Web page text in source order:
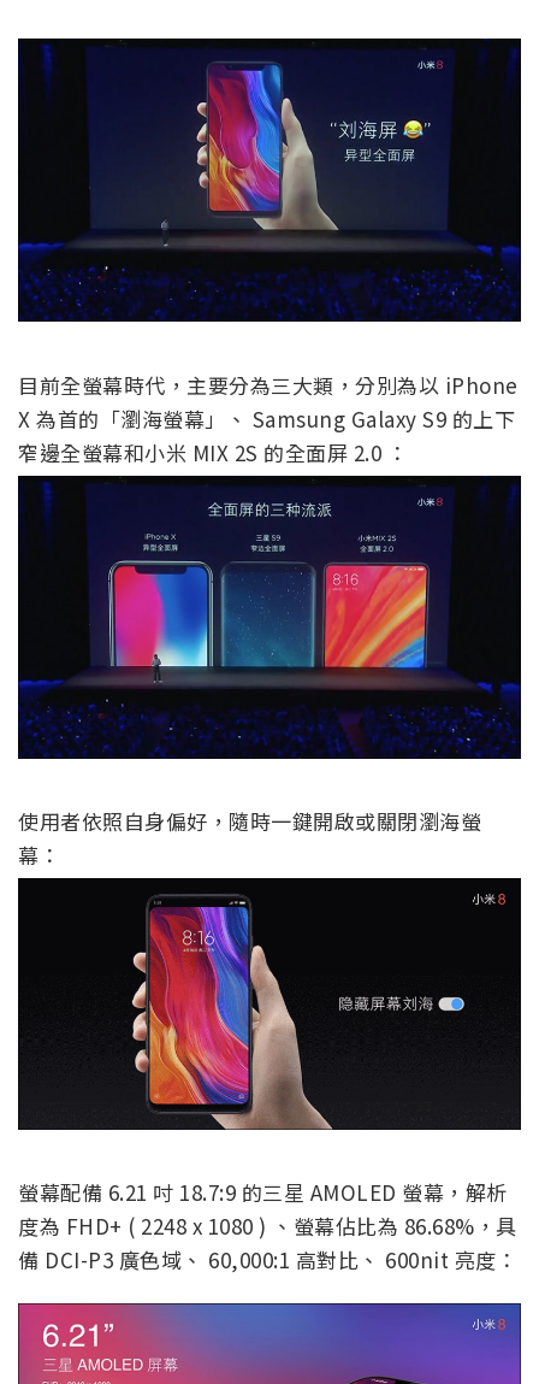
目前全螢幕時代，主要分為三大類，分別為以 iPhone
X 為首的「瀏海螢幕」、 Samsung Galaxy S9 的上下
窄邊全螢幕和小米 MIX 2S 的全面屏 2.0 ：
使用者依照自身偏好，隨時一鍵開啟或關閉瀏海螢
幕：
螢幕配備 6.21 吋 18.7:9 的三星 AMOLED 螢幕，解析
度為 FHD+ ( 2248 x 1080 ) 、螢幕佔比為 86.68%，具
備 DCI-P3 廣色域、 60,000:1 高對比、 600nit 亮度：